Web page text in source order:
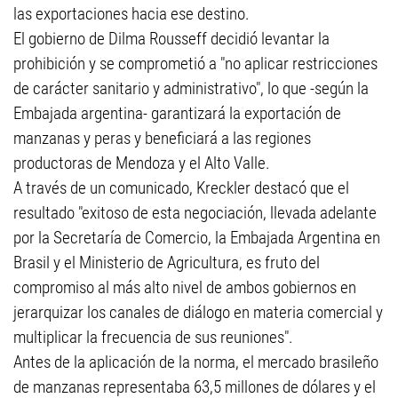
las exportaciones hacia ese destino.
El gobierno de Dilma Rousseff decidió levantar la
prohibición y se comprometió a "no aplicar restricciones
de carácter sanitario y administrativo", lo que -según la
Embajada argentina- garantizará la exportación de
manzanas y peras y beneficiará a las regiones
productoras de Mendoza y el Alto Valle.
A través de un comunicado, Kreckler destacó que el
resultado "exitoso de esta negociación, llevada adelante
por la Secretaría de Comercio, la Embajada Argentina en
Brasil y el Ministerio de Agricultura, es fruto del
compromiso al más alto nivel de ambos gobiernos en
jerarquizar los canales de diálogo en materia comercial y
multiplicar la frecuencia de sus reuniones".
Antes de la aplicación de la norma, el mercado brasileño
de manzanas representaba 63,5 millones de dólares y el